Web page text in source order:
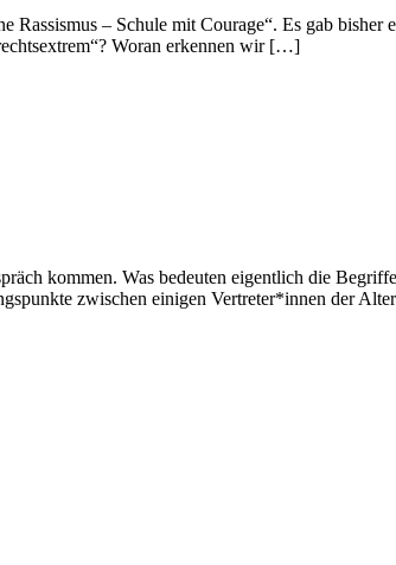
– Schule mit Courage“. Es gab bisher
Woran erkennen wir […]
kommen. Was bedeuten eigentlich die
zwischen einigen Vertreter*innen der